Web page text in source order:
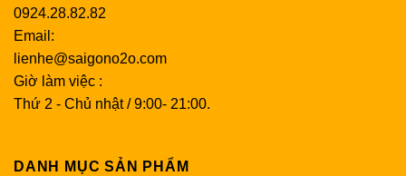
0924.28.82.82
Email:
lienhe@saigono2o.com
Giờ làm việc :
Thứ 2 - Chủ nhật / 9:00- 21:00.
DANH MỤC SẢN PHẨM